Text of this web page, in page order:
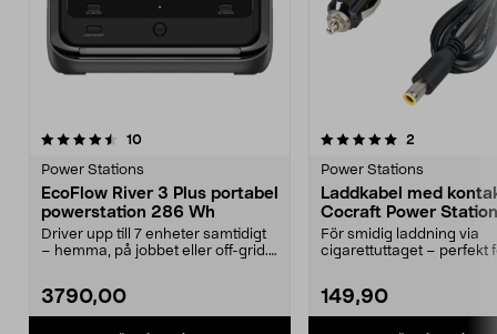
10recensioner
Power Stations
EcoFlow River 3 Plus portabel
powerstation 286 Wh
Driver upp till 7 enheter samtidigt
– hemma, på jobbet eller off-grid.
3790,00
5.0 av 5 stjärnor 2
Power Stations
Laddkabel med
Cocraft Power
För smidig laddning via
cigarettuttaget – perfekt
149,90
4.0 av 5 stjärnor